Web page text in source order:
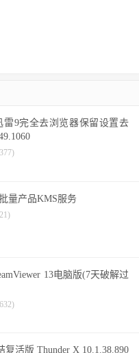
雷9完全去浏览器保留设置去
量产品KMS服务
13电脑版(7天破解过
活版 Thunder X 10.1.38.890